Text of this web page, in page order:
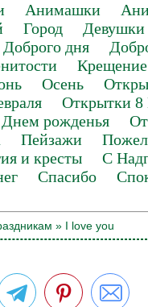
Анимашки
Город
Девушки
Доброго дня
Крещение
Осень
Открытки 8
рожденья
Пейзажи
и кресты
С
Спасибо
» I love you